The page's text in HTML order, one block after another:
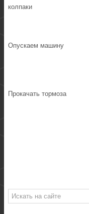
колпаки
Опускаем машину
Прокачать тормоза